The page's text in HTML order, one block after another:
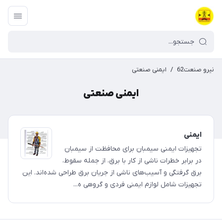
نیرو صنعت62 / ایمنی صنعتی
ایمنی صنعتی
ایمنی
تجهیزات ایمنی سیمبان برای محافظت از سیمبان
در برابر خطرات ناشی از کار با برق، از جمله سقوط،
برق گرفتگی و آسیب‌های ناشی از جریان برق طراحی شده‌اند. این
تجهیزات شامل لوازم ایمنی فردی و گروهی ه...